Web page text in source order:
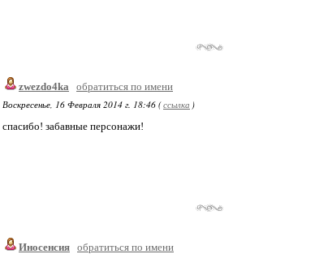
zwezdo4ka
обратиться по имени
Воскресенье, 16 Февраля 2014 г. 18:46 (ссылка )
спасибо! забавные персонажи!
Иносенсия обратиться по имени